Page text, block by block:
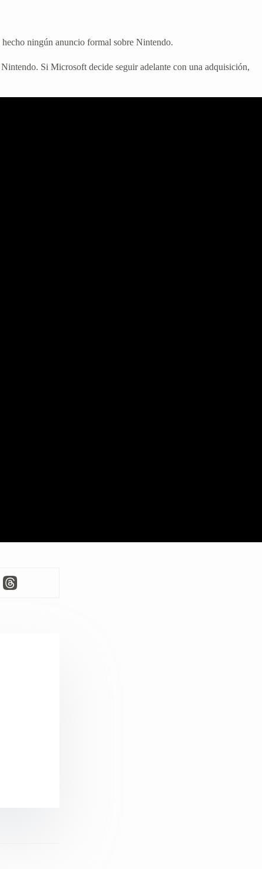
ningún anuncio formal sobre Nintendo.
Si Microsoft decide seguir adelante con una adquisición,